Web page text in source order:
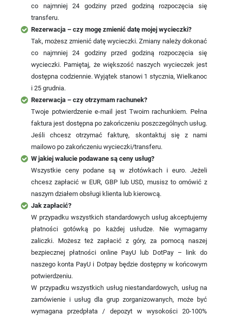
co najmniej 24 godziny przed godziną rozpoczęcia się
transferu.
Rezerwacja – czy mogę zmienić datę mojej wycieczki?
Tak, możesz zmienić datę wycieczki. Zmiany należy dokonać
co najmniej 24 godziny przed godziną rozpoczęcia się
wycieczki. Pamiętaj, że większość naszych wycieczek jest
dostępna codziennie. Wyjątek stanowi 1 stycznia, Wielkanoc
i 25 grudnia.
Rezerwacja – czy otrzymam rachunek?
Twoje potwierdzenie e-mail jest Twoim rachunkiem. Pełna
faktura jest dostępna po zakończeniu poszczególnych usług.
Jeśli chcesz otrzymać fakturę, skontaktuj się z nami
mailowo po zakończeniu wycieczki/transferu.
W jakiej walucie podawane są ceny usług?
Wszystkie ceny podane są w złotówkach i euro. Jeżeli
chcesz zapłacić w EUR, GBP lub USD, musisz to omówić z
naszym działem obsługi klienta lub kierowcą.
Jak zapłacić?
W przypadku wszystkich standardowych usług akceptujemy
płatności gotówką po każdej usłudze. Nie wymagamy
zaliczki. Możesz też zapłacić z góry, za pomocą naszej
bezpiecznej płatności online PayU lub DotPay – link do
naszego konta PayU i Dotpay będzie dostępny w końcowym
potwierdzeniu.
W przypadku wszystkich usług niestandardowych, usług na
zamówienie i usług dla grup zorganizowanych, może być
wymagana przedpłata / depozyt w wysokości 20-100%